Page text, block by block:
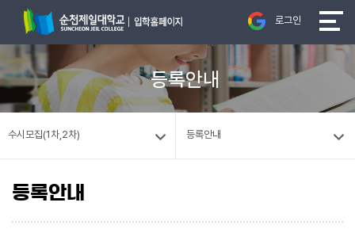
로그인
등록안내
수시모집(1차,2차) 등록안내
등록안내